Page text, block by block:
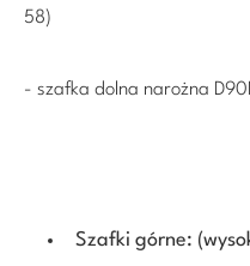
58)
- szafka dolna narożna
Szafki górne: